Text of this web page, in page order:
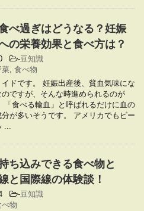
べ過ぎはどうなる？妊娠
の栄養効果と食べ方は？
-豆知識
菜, 食べ物
ドです。 妊娠出産後、貧血気味にな
のですが、そんな時進められるのが
「食べる輸血」と呼ばれるだけに血の
が多いそうです。 アメリカでもビー
...
ち込みできる食べ物と
と国際線の体験談！
-豆知識
べ物